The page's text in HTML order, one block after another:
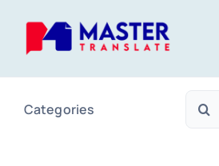
Home
Categories